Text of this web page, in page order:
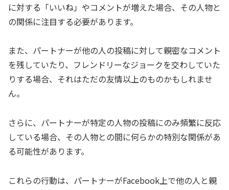
に対する「いいね」やコメントが増えた場合、その人物と
の関係に注目する必要があります。
また、パートナーが他の人の投稿に対して親密なコメント
を残していたり、フレンドリーなジョークを交わしていた
りする場合、それはただの友情以上のものかもしれませ
ん。
さらに、パートナーが特定の人物の投稿にのみ頻繁に反応
している場合、その人物との間に何らかの特別な関係があ
る可能性があります。
これらの行動は、パートナーがFacebook上で他の人と親